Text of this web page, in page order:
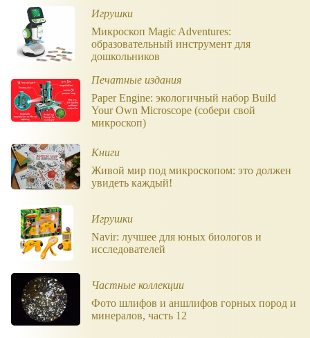
Игрушки
Микроскоп Magic Adventures:
образовательный инструмент для
дошкольников
Печатные издания
Paper Engine: экологичный набор Build
Your Own Microscope (собери свой
микроскоп)
Книги
Живой мир под микроскопом: это должен
увидеть каждый!
Игрушки
Navir: лучшее для юных биологов и
исследователей
Частные коллекции
Фото шлифов и аншлифов горных пород и
минералов, часть 12